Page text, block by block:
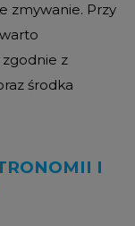
zmywanie. Przy
z
środka
I